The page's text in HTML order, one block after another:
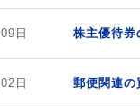
日 株主優待券
日 郵便関連の